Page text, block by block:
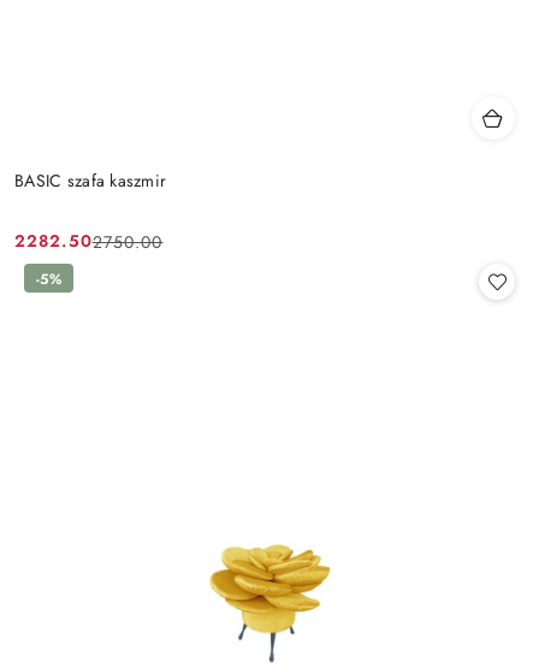
BASIC szafa kaszmir
Cena
promocyjna:
2282.50
Cena
przed
2750.00
-5%